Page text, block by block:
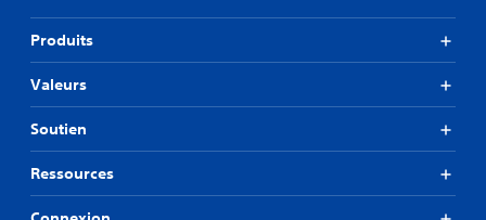
Produits
Valeurs
Soutien
Ressources